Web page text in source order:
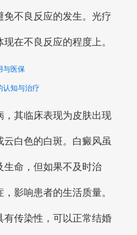
不良反应的发生。光疗
在不良反应的程度上。
与医保
认知与治疗
，其临床表现为皮肤出现
白色的白斑。白癜风虽
生命，但如果不及时治
影响患者的生活质量。
有传染性，可以正常结婚